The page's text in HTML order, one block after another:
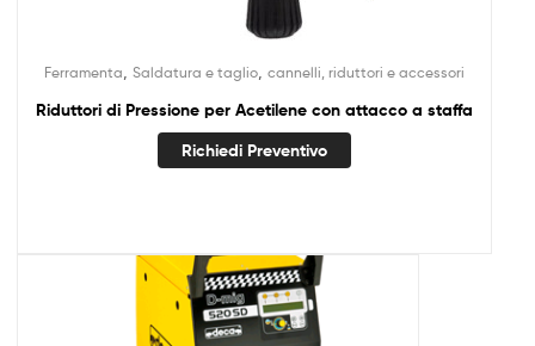
Ferramenta Saldatura e taglio cannelli, riduttori e accessori
Riduttori di Pressione per Acetilene con attacco a staffa
Richiedi Preventivo